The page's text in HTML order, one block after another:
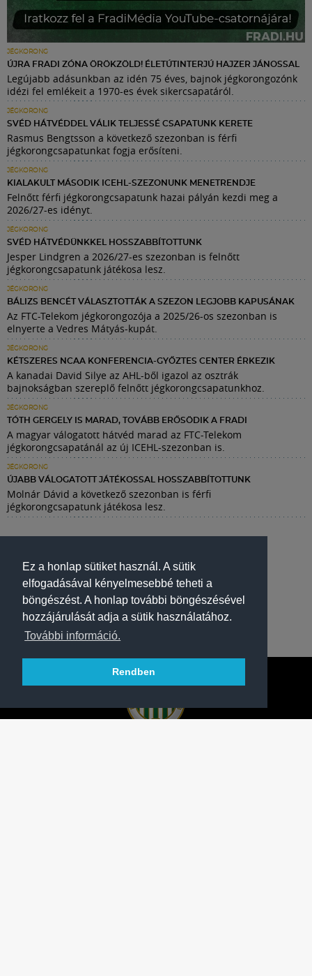
Ez a honlap sütiket használ. A sütik
elfogadásával kényelmesebbé teheti a
böngészést. A honlap további böngészésével
hozzájárulását adja a sütik használatához.
További információ.
Rendben
JÉGKORONG
ÚJRA FRADI ZÓNA ÖRÖKZÖLD! ÉLETÚTINTERJÚ HAJZER JÁNOSSAL
Legújabb adásunkban az idén 75 éves, bajnok jégkorongozónk
idézi fel emlékeit a 1970-es évek sikercsapatáról.
JÉGKORONG
SVÉD HÁTVÉDDEL VÁLIK TELJESSÉ CSAPATUNK KERETE
Rasmus Bengtsson a következő szezonban is férfi
jégkorongcsapatunkat fogja erősíteni.
JÉGKORONG
KIALAKULT MÁSODIK ICEHL-SZEZONUNK MENETRENDJE
Felnőtt férfi jégkorongcsapatunk hazai pályán kezdi meg a
2026/27-es idényt.
JÉGKORONG
SVÉD HÁTVÉDÜNKKEL HOSSZABBÍTOTTUNK
Jesper Lindgren a 2026/27-es szezonban is felnőtt
jégkorongcsapatunk játékosa lesz.
JÉGKORONG
BÁLIZS BENCÉT VÁLASZTOTTÁK A SZEZON LEGJOBB KAPUSÁNAK
Az FTC-Telekom jégkorongozója a 2025/26-os szezonban is
elnyerte a Vedres Mátyás-kupát.
JÉGKORONG
KÉTSZERES NCAA KONFERENCIA-GYŐZTES CENTER ÉRKEZIK
A kanadai David Silye az AHL-ből igazol az osztrák
bajnokságban szereplő felnőtt jégkorongcsapatunkhoz.
JÉGKORONG
TÓTH GERGELY IS MARAD, TOVÁBB ERŐSÖDIK A FRADI
A magyar válogatott hátvéd marad az FTC-Telekom
jégkorongcsapatánál az új ICEHL-szezonban is.
JÉGKORONG
ÚJABB VÁLOGATOTT JÁTÉKOSSAL HOSSZABBÍTOTTUNK
Molnár Dávid a következő szezonban is férfi
jégkorongcsapatunk játékosa lesz.